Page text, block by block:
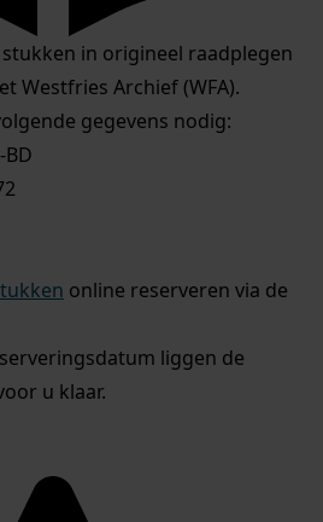
in origineel raadplegen
Westfries Archief (WFA).
gegevens nodig:
online reserveren via de
liggen de
u klaar.